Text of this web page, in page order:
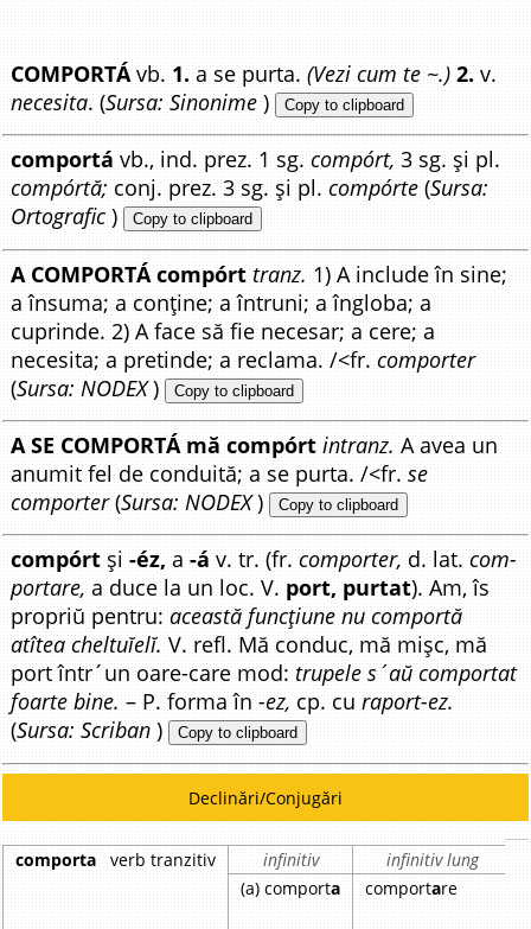
COMPORTÁvb. 1. a se purta.(Vezi cum te ~.) 2. v.
necesita. (Sursa: Sinonime ) Copy to clipboard
comportá vb., ind. prez. 1 sg.compórt, 3 sg. și pl.
compórtă; conj. prez. 3 sg. și pl.compórte (Sursa:
Ortografic ) Copy to clipboard
A COMPORTÁ compórt tranz. 1) A include în sine;
a însuma; a conține; a întruni; a îngloba; a
cuprinde. 2) A face să fie necesar; a cere; a
necesita; a pretinde; a reclama. /<fr. comporter
(Sursa: NODEX) Copy to clipboard
A SE COMPORTÁ mă compórt intranz. A avea un
anumit fel de conduită; a se purta. /<fr. se
comporter(Sursa: NODEX) Copy to clipboard
compórt și-éz, a-á v. tr. (fr.comporter, d. lat.com-
portare, a duce la un loc. V. port, purtat). Am, îs
propriŭ pentru:această funcțiune nu comportă
atîtea cheltuĭelĭ. V. refl. Mă conduc, mă mișc, mă
port într´un oare-care mod:trupele s´aŭ comportat
foarte bine. – P. forma în-ez, cp. curaport-ez.
(Sursa: Scriban ) Copy to clipboard
Declinări/Conjugări
comporta verb tranzitiv infinitiv
infinitiv lung
(a) comporta comportare